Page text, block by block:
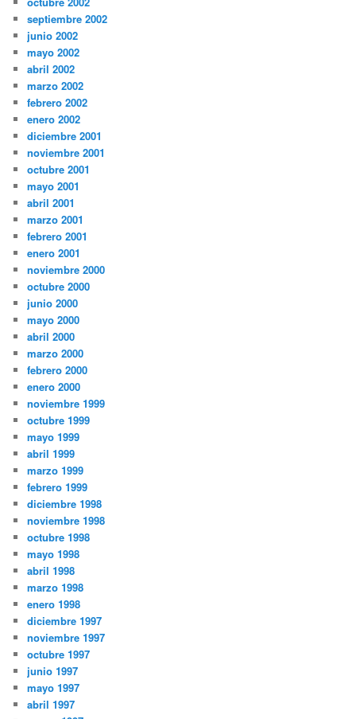
septiembre 2002
junio 2002
mayo 2002
abril 2002
marzo 2002
febrero 2002
enero 2002
diciembre 2001
noviembre 2001
octubre 2001
mayo 2001
abril 2001
marzo 2001
febrero 2001
enero 2001
noviembre 2000
octubre 2000
junio 2000
mayo 2000
abril 2000
marzo 2000
febrero 2000
enero 2000
noviembre 1999
octubre 1999
mayo 1999
abril 1999
marzo 1999
febrero 1999
diciembre 1998
noviembre 1998
octubre 1998
mayo 1998
abril 1998
marzo 1998
enero 1998
diciembre 1997
noviembre 1997
octubre 1997
junio 1997
mayo 1997
abril 1997